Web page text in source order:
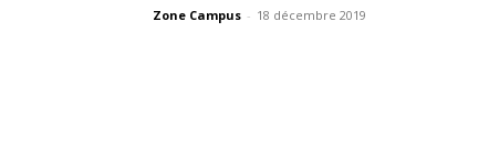
Zone Campus - 18 décembre 2019